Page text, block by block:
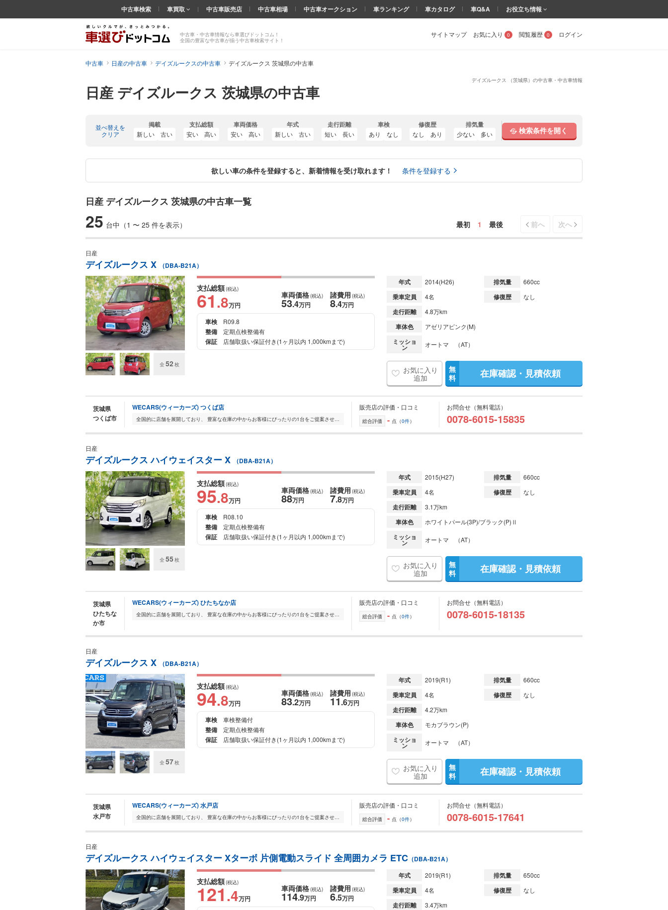
デイズルークス （茨城県）の中古車・中古車情報
日産 デイズルークス 茨城県の中古車
中古車・中古車情報なら車選びドットコム！
全国の豊富な中古車が揃う中古車検索サイト！
サイトマップ お気に入り 0 閲覧履歴 0 ログイン
中古車検索 車買取 中古車販売店 中古車相場 中古車オークション 車ランキング 車カタログ 車Q&A お役立ち情報
中古車 日産の中古車 デイズルークスの中古車 デイズルークス 茨城県の中古車
並べ替えを
クリア
掲載
新しい 古い
支払総額
安い 高い
車両価格
安い 高い
年式
新しい 古い
走行距離
短い 長い
車検
あり なし
修復歴
なし あり
排気量
少ない 多い 検索条件を開く
欲しい車の条件を登録すると、新着情報を受け取れます！ 条件を登録する
日産 デイズルークス 茨城県の中古車一覧
25 台中（1 〜 25 件を表示） 最初 1 最後 前へ 次へ
日産
デイズルークス X （DBA-B21A）
全 52 枚
支払総額(税込)
61.8万円
車両価格(税込)
53.4万円
諸費用 (税込)
8.4万円
車検
R09.8
整備 定期点検整備有
保証 店舗取扱い保証付き(1ヶ月以内 1,000kmまで)
年式 2014(H26) 排気量 660cc
乗車定員 4名 修復歴 なし
走行距離 4.8万km
車体色 アゼリアピンク(M)
ミッショ
ン オートマ （AT）
お気に入り
追加
無
料
在庫確認・見積依頼
茨城県
つくば市
WECARS(ウィーカーズ) つくば店
全国的に店舗を展開しており、 豊富な在庫の中からお客様にぴったりの1台をご提案させていただきます。 国産車から輸入車まで幅広く取り扱っており、 登録済未使用車や...
販売店の評価・口コミ
総合評価 - 点（0件）
お問合せ（無料電話）
0078-6015-15835
日産
デイズルークス ハイウェイスター X （DBA-B21A）
全 55枚
支払総額(税込)
95.8万円
車両価格(税込)
88万円
諸費用 (税込)
7.8万円
車検
R08.10
整備 定期点検整備有
保証 店舗取扱い保証付き(1ヶ月以内 1,000kmまで)
年式 2015(H27) 排気量 660cc
乗車定員 4名 修復歴 なし
走行距離 3.1万km
車体色 ホワイトパール(3P)/ブラック(P)Ⅱ
ミッショ
ン オートマ （AT）
お気に入り
追加
無
料
在庫確認・見積依頼
茨城県
ひたちな
か市
WECARS(ウィーカーズ) ひたちなか店
全国的に店舗を展開しており、 豊富な在庫の中からお客様にぴったりの1台をご提案させていただきます。 国産車から輸入車まで幅広く取り扱っており、 登録済未使用車や...
販売店の評価・口コミ
総合評価 - 点（0件）
お問合せ（無料電話）
0078-6015-18135
日産
デイズルークス X （DBA-B21A）
全 57枚
支払総額(税込)
94.8万円
車両価格(税込)
83.2万円
諸費用 (税込)
11.6万円
車検
車検整備付
整備 定期点検整備有
保証 店舗取扱い保証付き(1ヶ月以内 1,000kmまで)
年式 2019(R1) 排気量 660cc
乗車定員 4名 修復歴 なし
走行距離 4.2万km
車体色 モカブラウン(P)
ミッショ
ン オートマ （AT）
お気に入り
追加
無
料
在庫確認・見積依頼
茨城県
水戸市
WECARS(ウィーカーズ) 水戸店
全国的に店舗を展開しており、 豊富な在庫の中からお客様にぴったりの1台をご提案させていただきます。 国産車から輸入車まで幅広く取り扱っており、 登録済未使用車や...
販売店の評価・口コミ
総合評価 - 点（0件）
お問合せ（無料電話）
0078-6015-17641
日産
デイズルークス ハイウェイスター Xターボ 片側電動スライド 全周囲カメラ ETC （DBA-B21A）
支払総額(税込)
121.4万円
車両価格(税込)
114.9万円
諸費用 (税込)
6.5万円
年式 2019(R1) 排気量 650cc
乗車定員 4名 修復歴 なし
走行距離 3.4万km